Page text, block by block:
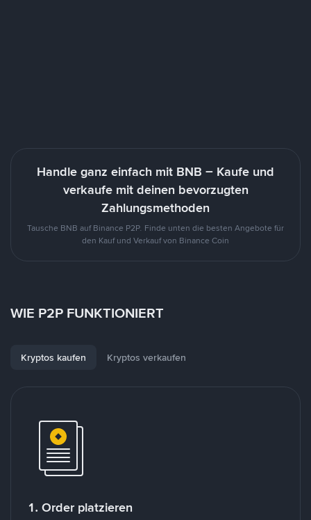
Handle ganz einfach mit BNB – Kaufe und
verkaufe mit deinen bevorzugten
Zahlungsmethoden
Tausche BNB auf Binance P2P. Finde unten die besten Angebote für
den Kauf und Verkauf von Binance Coin
WIE P2P FUNKTIONIERT
Kryptos kaufen Kryptos verkaufen
1. Order platzieren